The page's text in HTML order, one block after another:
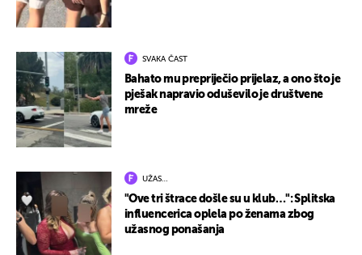
SVAKA ČAST
Bahato mu prepriječio prijelaz, a ono što je
pješak napravio oduševilo je društvene
mreže
UŽAS…
"Ove tri štrace došle su u klub…": Splitska
influencerica oplela po ženama zbog
užasnog ponašanja